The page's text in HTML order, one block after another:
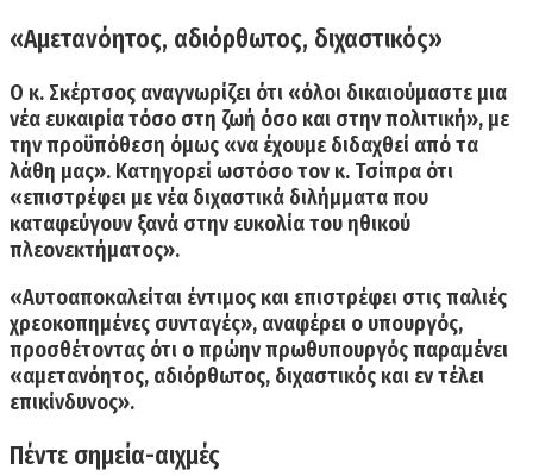
«Αμετανόητος, αδιόρθωτος, διχαστικός»
Ο κ. Σκέρτσος αναγνωρίζει ότι «όλοι δικαιούμαστε μια
νέα ευκαιρία τόσο στη ζωή όσο και στην πολιτική», με
την προϋπόθεση όμως «να έχουμε διδαχθεί από τα
λάθη μας». Κατηγορεί ωστόσο τον κ. Τσίπρα ότι
«επιστρέφει με νέα διχαστικά διλήμματα που
καταφεύγουν ξανά στην ευκολία του ηθικού
πλεονεκτήματος».
«Αυτοαποκαλείται έντιμος και επιστρέφει στις παλιές
χρεοκοπημένες συνταγές», αναφέρει ο υπουργός,
προσθέτοντας ότι ο πρώην πρωθυπουργός παραμένει
«αμετανόητος, αδιόρθωτος, διχαστικός και εν τέλει
επικίνδυνος».
Πέντε σημεία-αιχμές